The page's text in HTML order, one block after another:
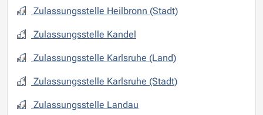
Zulassungsstelle Heilbronn (Stadt)
Zulassungsstelle Kandel
Zulassungsstelle Karlsruhe (Land)
Zulassungsstelle Karlsruhe (Stadt)
Zulassungsstelle Landau